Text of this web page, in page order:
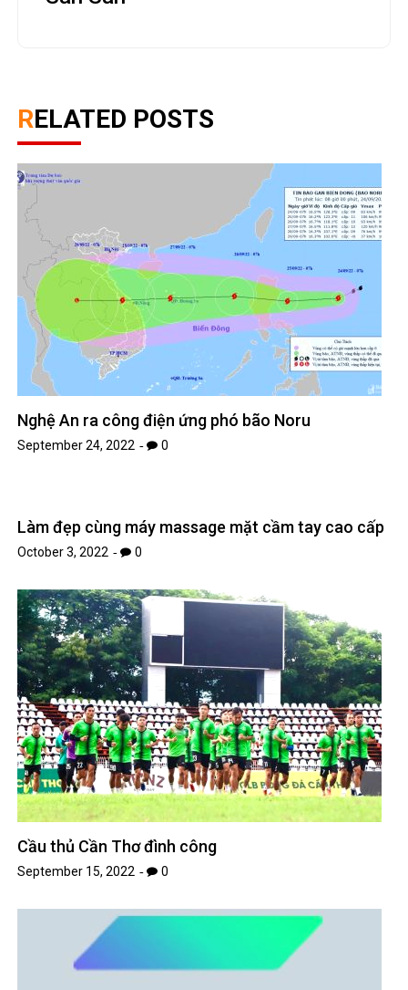
RELATED POSTS
Nghệ An ra công điện ứng phó bão Noru
September 24, 2022 0
Làm đẹp cùng máy massage mặt cầm tay cao cấp
October 3, 2022 0
Cầu thủ Cần Thơ đình công
September 15, 2022 0